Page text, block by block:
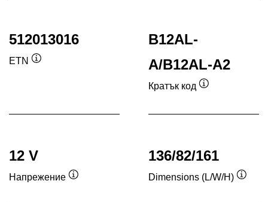
512013016
ETN
B12AL-
A/B12AL-A2
Кратък код
12 V
Напрежение
136/82/161
Dimensions (L/W/H)